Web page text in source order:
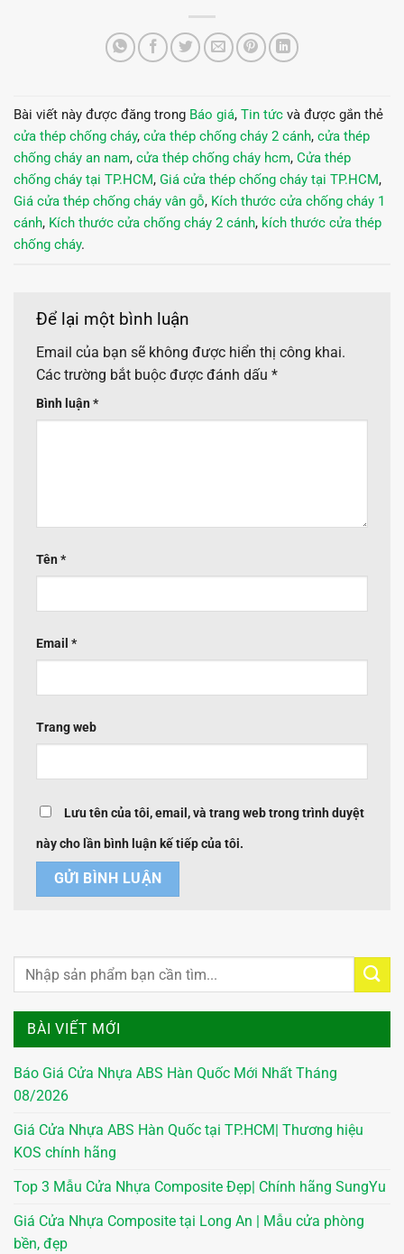
BÀI VIẾT MỚI
Báo Giá Cửa Nhựa ABS Hàn Quốc Mới Nhất Tháng
08/2026
Giá Cửa Nhựa ABS Hàn Quốc tại TP.HCM| Thương hiệu
KOS chính hãng
Top 3 Mẫu Cửa Nhựa Composite Đẹp| Chính hãng SungYu
Giá Cửa Nhựa Composite tại Long An | Mẫu cửa phòng
bền, đẹp
Bài viết này được đăng trong Báo giá, Tin tức và được gắn thẻ
cửa thép chống cháy, cửa thép chống cháy 2 cánh, cửa thép
chống cháy an nam, cửa thép chống cháy hcm, Cửa thép
chống cháy tại TP.HCM, Giá cửa thép chống cháy tại TP.HCM,
Giá cửa thép chống cháy vân gỗ, Kích thước cửa chống cháy 1
cánh, Kích thước cửa chống cháy 2 cánh, kích thước cửa thép
chống cháy.
Để lại một bình luận
Email của bạn sẽ không được hiển thị công khai.
Các trường bắt buộc được đánh dấu *
Bình luận *
Tên *
Email *
Trang web
Lưu tên của tôi, email, và trang web trong trình duyệt
này cho lần bình luận kế tiếp của tôi.